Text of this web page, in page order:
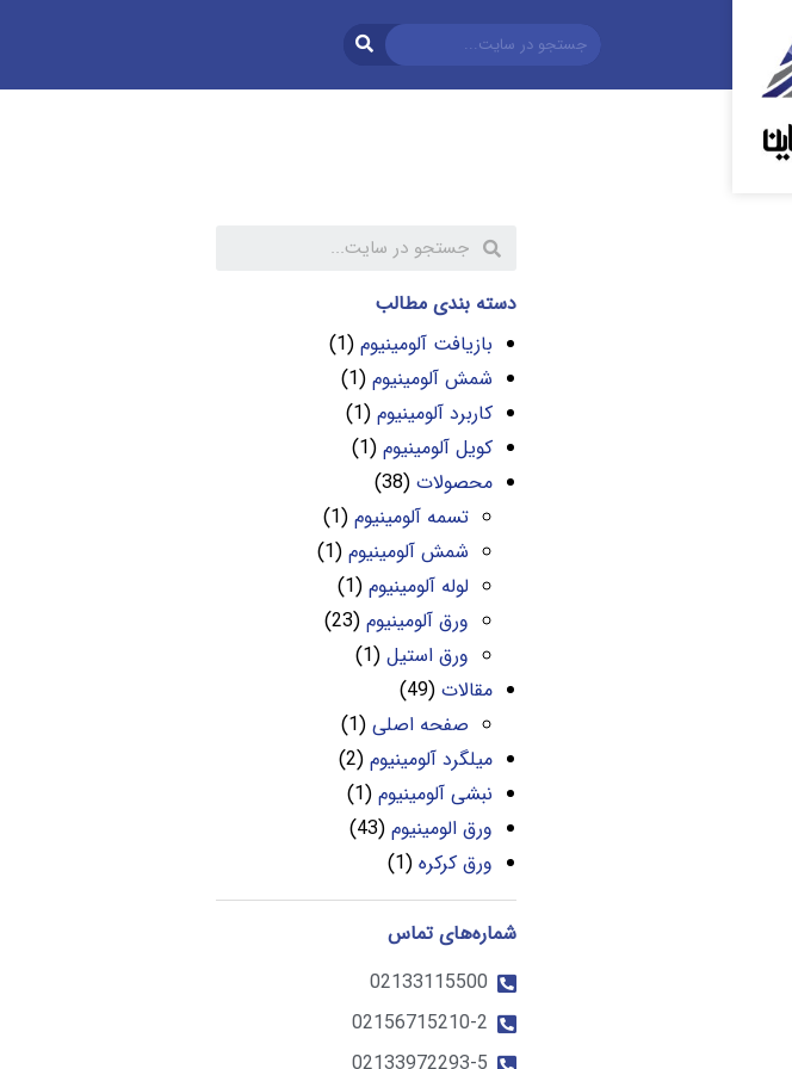
دسته بندی مطالب
بازیافت آلومینیوم (1)
شمش آلومینیوم (1)
کاربرد آلومینیوم (1)
کویل آلومینیوم (1)
محصولات (38)
تسمه آلومینیوم (1)
شمش آلومینیوم (1)
لوله آلومینیوم (1)
ورق آلومینیوم (23)
ورق استیل (1)
مقالات (49)
صفحه اصلی (1)
میلگرد آلومینیوم (2)
نبشی آلومینیوم (1)
ورق الومینیوم (43)
ورق کرکره (1)
شماره‌های تماس
02133115500
02156715210-2